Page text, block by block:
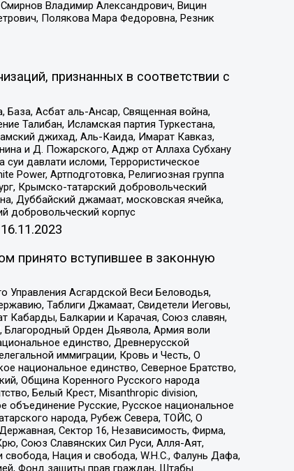
Владимир Александрович, Вицин
Полякова Мара Федоровна, Резник
признанных в соответствии с
Асбат аль-Ансар, Священная война,
Талибан, Исламская партия Туркестана,
джихад, Аль-Каида, Имарат Кавказ,
и Д. Пожарского, Аджр от Аллаха Субхану
давлати исломи, Террористическое
Артподготовка, Религиозная группа
Крымско-татарский добровольческий
Дуббайский джамаат, московская ячейка,
добровольческий корпус
16.11.2023
принято вступившее в законную
Асгардской Веси Беловодья,
Таблиги Джамаат, Свидетели Иеговы,
Кабарды, Балкарии и Карачая, Союз славян,
Благородный Орден Дьявола, Армия воли
единство, Древнерусской
иммиграции, Кровь и Честь, О
национальное единство, Северное Братство,
Община Коренного Русского народа
Белый Крест, Misanthropic division,
объединение Русские, Русское национальное
народа, Рубеж Севера, ТОЙС, О
Сектор 16, Независимость, Фирма,
Союз Славянских Сил Руси, Алля-Аят,
свобода, Нация и свобода, W.H.С., Фалунь Дафа,
Фонд защиты прав граждан, Штабы